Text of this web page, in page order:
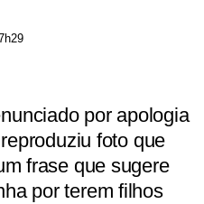
por apologia
foto que
frase que sugere
por terem filhos